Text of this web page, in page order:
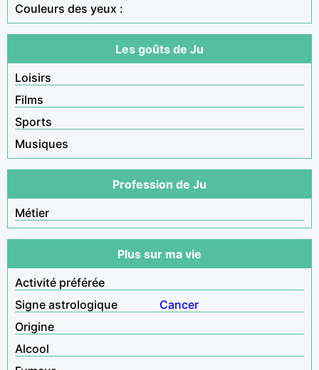
Couleurs des yeux :
Les goûts de Ju
Loisirs
Films
Sports
Musiques
Profession de Ju
Métier
Plus sur ma vie
Activité préférée
Signe astrologique
Cancer
Origine
Alcool